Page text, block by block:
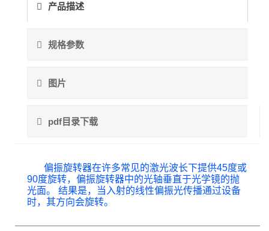
产品描述
规格参数
图片
pdf目录下载
偏振旋转器在许多常见的激光波长下提供45度或
90度旋转，偏振旋转器中的光轴垂直于光学镜的抛
光面。 结果是，当入射的线性偏振光传播通过设备
时，其方向会旋转。